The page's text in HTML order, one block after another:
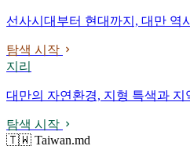
선사시대부터 현대까지, 대만 역
탐색 시작
지리
대만의 자연환경, 지형 특색과 지
탐색 시작
🇹🇼 Taiwan.md